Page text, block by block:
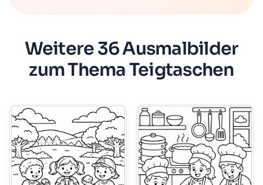
Weitere 36 Ausmalbilder
zum Thema Teigtaschen